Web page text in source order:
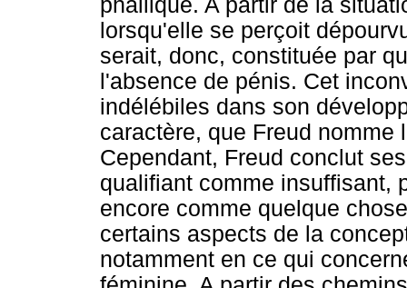
phallique. A partir de la
lorsqu'elle se perçoit
serait, donc, constituée par
l'absence de pénis. Cet
indélébiles dans son
caractère, que Freud
Cependant, Freud conclut
qualifiant comme insuffisant,
encore comme quelque
certains aspects de la
notamment en ce qui